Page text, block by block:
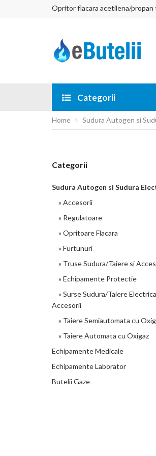
Opritor flacara acetilena/propan
Categorii
Home Sudura Autogen si
Categorii
Sudura Autogen si Sudura
» Accesorii
» Regulatoare
» Opritoare Flacara
» Furtunuri
» Truse Sudura/Taiere si
» Echipamente Protectie
» Surse Sudura/Taiere
Accesorii
» Taiere Semiautomata cu
» Taiere Automata cu Oxigaz
Echipamente Medicale
Echipamente Laborator
Butelii Gaze